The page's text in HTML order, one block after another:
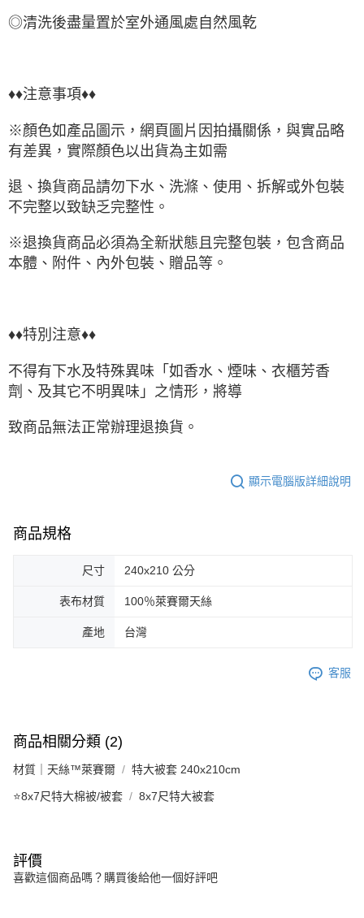
◎清洗後盡量置於室外通風處自然風乾
♦♦注意事項♦♦
※顏色如產品圖示，網頁圖片因拍攝關係，與實品略
有差異，實際顏色以出貨為主如需
退、換貨商品請勿下水、洗滌、使用、拆解或外包裝
不完整以致缺乏完整性。
※退換貨商品必須為全新狀態且完整包裝，包含商品
本體、附件、內外包裝、贈品等。
♦♦特別注意♦♦
不得有下水及特殊異味「如香水、煙味、衣櫃芳香
劑、及其它不明異味」之情形，將導
致商品無法正常辦理退換貨。
顯示電腦版詳細說明
商品規格
尺寸 240x210 公分
表布材質 100％萊賽爾天絲
產地 台灣
客服
商品相關分類 (2)
材質｜天絲™萊賽爾 特大被套 240x210cm
⭐8x7尺特大棉被/被套 8x7尺特大被套
評價
喜歡這個商品嗎？購買後給他一個好評吧